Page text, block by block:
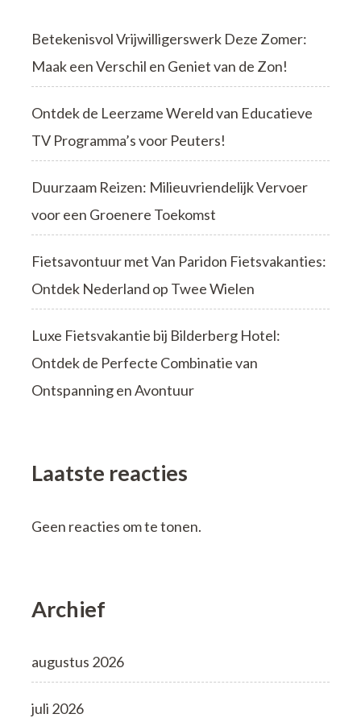
Betekenisvol Vrijwilligerswerk Deze Zomer:
Maak een Verschil en Geniet van de Zon!
Ontdek de Leerzame Wereld van Educatieve
TV Programma’s voor Peuters!
Duurzaam Reizen: Milieuvriendelijk Vervoer
voor een Groenere Toekomst
Fietsavontuur met Van Paridon Fietsvakanties:
Ontdek Nederland op Twee Wielen
Luxe Fietsvakantie bij Bilderberg Hotel:
Ontdek de Perfecte Combinatie van
Ontspanning en Avontuur
Laatste reacties
Geen reacties om te tonen.
Archief
augustus 2026
juli 2026